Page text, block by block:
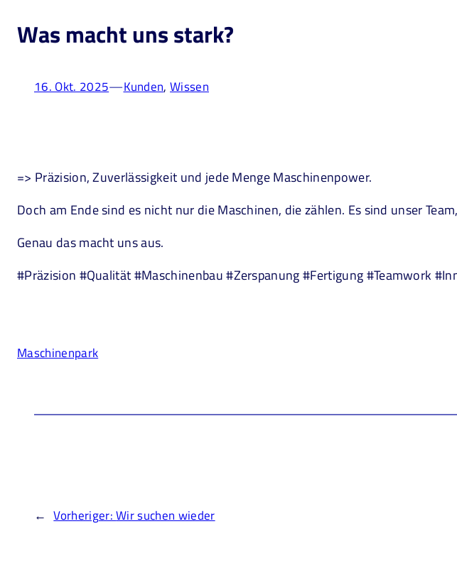
Was macht uns stark?
16. Okt. 2025—Kunden, Wissen
=> Präzision, Zuverlässigkeit und jede Menge Maschinenpower.
Doch am Ende sind es nicht nur die Maschinen, die zählen. Es sind unser
Genau das macht uns aus.
#Präzision #Qualität #Maschinenbau #Zerspanung #Fertigung #Teamwork
Maschinenpark
← Vorheriger:Wir suchen wieder